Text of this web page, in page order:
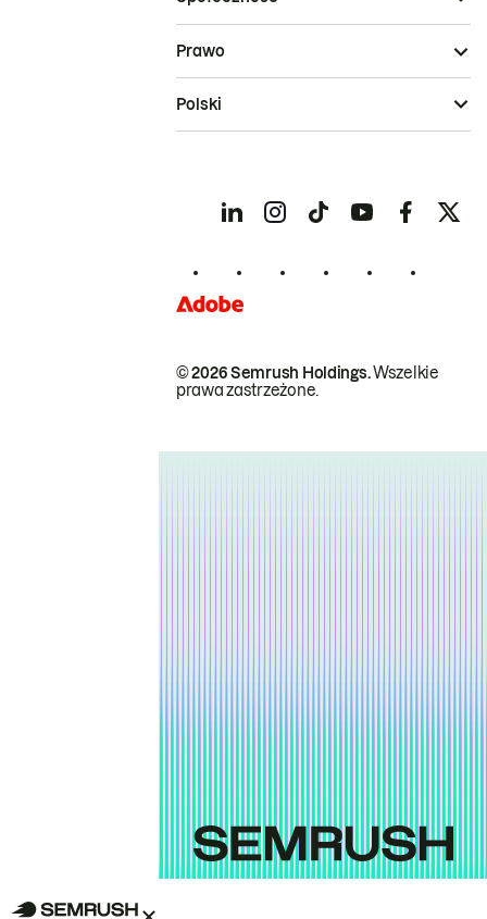
© 2026 Semrush Holdings.Wszelkie
prawa zastrzeżone.
Prawo
Polski